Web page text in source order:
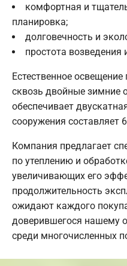
комфортная и
планировка;
долговечность и
простота возведения
Естественное
сквозь двойные зимние
обеспечивает
сооружения составляет
Компания предлагает
по утеплению и
увеличивающих его
продолжительность
ожидают каждого
доверившегося нашему
среди многочисленных